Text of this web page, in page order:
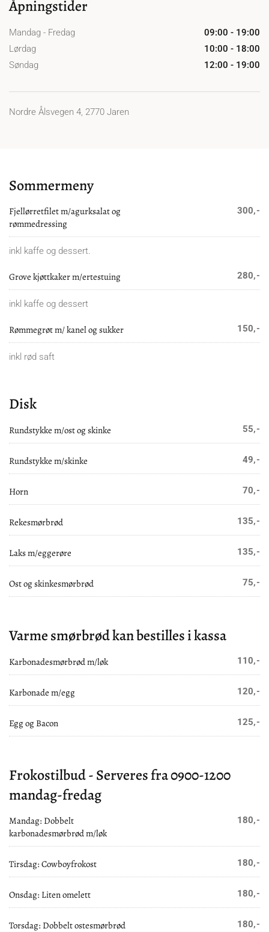
Åpningstider
Mandag - Fredag
09:00 - 19:00
Lørdag
10:00 - 18:00
Søndag
12:00 - 19:00
Nordre Ålsvegen 4, 2770 Jaren
Sommermeny
Fjellørretfilet m/agurksalat og
rømmedressing
300,-
inkl kaffe og dessert.
Grove kjøttkaker m/ertestuing 280,-
inkl kaffe og dessert
Rømmegrøt m/ kanel og sukker 150,-
inkl rød saft
Disk
Rundstykke m/ost og skinke 55,-
Rundstykke m/skinke 49,-
Horn 70,-
Rekesmørbrød 135,-
Laks m/eggerøre 135,-
Ost og skinkesmørbrød 75,-
Varme smørbrød kan bestilles i kassa
Karbonadesmørbrød m/løk 110,-
Karbonade m/egg 120,-
Egg og Bacon 125,-
Frokostilbud - Serveres fra 0900-1200
mandag-fredag
Mandag: Dobbelt
karbonadesmørbrød m/løk
180,-
Tirsdag: Cowboyfrokost 180,-
Onsdag: Liten omelett 180,-
Torsdag: Dobbelt ostesmørbrød 180,-